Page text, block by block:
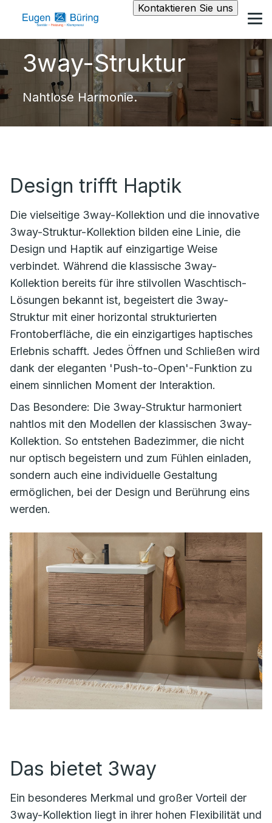
Kontaktieren Sie uns
3way-Struktur
Nahtlose Harmonie.
Design trifft Haptik
Die vielseitige 3way-Kollektion und die innovative
3way-Struktur-Kollektion bilden eine Linie, die
Design und Haptik auf einzigartige Weise
verbindet. Während die klassische 3way-
Kollektion bereits für ihre stilvollen Waschtisch-
Lösungen bekannt ist, begeistert die 3way-
Struktur mit einer horizontal strukturierten
Frontoberfläche, die ein einzigartiges haptisches
Erlebnis schafft. Jedes Öffnen und Schließen wird
dank der eleganten 'Push-to-Open'-Funktion zu
einem sinnlichen Moment der Interaktion.
Das Besondere: Die 3way-Struktur harmoniert
nahtlos mit den Modellen der klassischen 3way-
Kollektion. So entstehen Badezimmer, die nicht
nur optisch begeistern und zum Fühlen einladen,
sondern auch eine individuelle Gestaltung
ermöglichen, bei der Design und Berührung eins
werden.
Das bietet 3way
Ein besonderes Merkmal und großer Vorteil der
3way-Kollektion liegt in ihrer hohen Flexibilität und